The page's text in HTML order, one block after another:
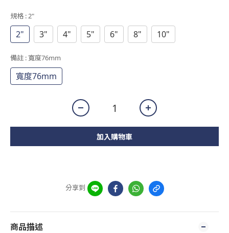
規格 : 2"
2" 3" 4" 5" 6" 8" 10"
備註 : 寬度76mm
寬度76mm
加入購物車
分享到
商品描述